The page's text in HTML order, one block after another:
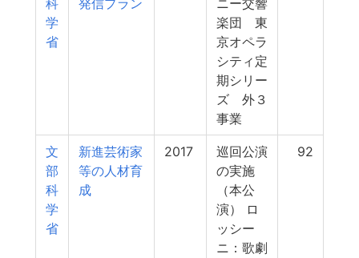
科
学
省
発信プラン
ニー交響
楽団 東
京オペラ
シティ定
期シリー
ズ 外３
事業
文
部
科
学
省
新進芸術家
等の人材育
成
2017
巡回公演
の実施
（本公
演） ロ
ッシー
ニ：歌劇
92